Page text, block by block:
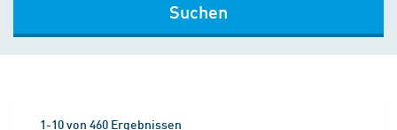
Suchen
1-10 von 460 Ergebnissen